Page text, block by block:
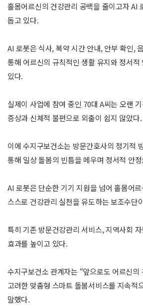
홀몸어르신의 건강관리 공백을 줄이고자 AI
돕고 있다.
AI 로봇은 식사, 복약 시간 안내, 안부 확인,
통해 어르신의 규칙적인 생활 유지와 정서적
있다.
실제이 사업에 참여 중인 70대 A씨는 오랜
증상과 신체적 불편으로 외출이 쉽지 않았다.
이에 수지구보건소는 방문간호사의 정기적
통해 일상 돌봄의 빈틈을 메우며 정서적 안
AI 로봇은 단순한 기기 지원을 넘어 홀몸어
스스로 건강관리 실천을 유도하는 보조수단
특히 기존 방문건강관리 서비스, 지역사회
효과를 높이고 있다.
수지구보건소 관계자는 “앞으로도 어르신의
고려한 맞춤형 스마트 돌봄서비스를 지속적
말했다.